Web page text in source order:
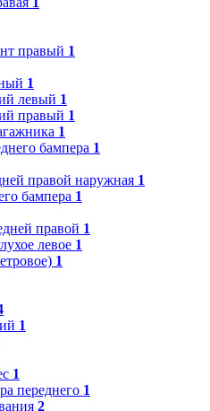
правый 1
1
левый 1
правый 1
1
бампера 1
правой наружная 1
бампера 1
правой 1
левое 1
1
1
1
переднего 1
2